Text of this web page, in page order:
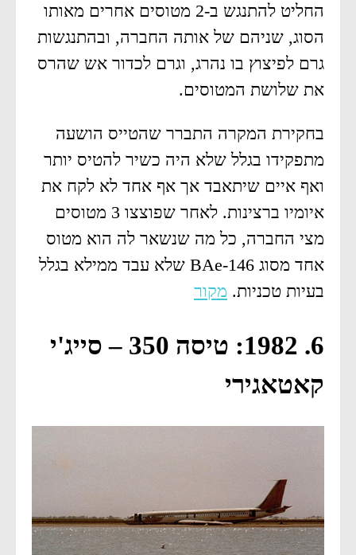
החליט להתנגש ב-2 מטוסים אחרים מאותו
הסוג, שניהם של אותה החברה, ובהתנגשות
גרם לפיצוץ בו נהרג, וגרם לכדור אש שהרס
את שלושת המטוסים.
בחקירת המקרה התברר שהטייס הושעה
מתפקידו בגלל שלא היה כשיר להטיס יותר
ואף איים שיתאבד אך אף אחד לא לקח את
איומיו ברצינות. לאחר שפוצצו 3 מטוסים
מצי החברה, כל מה שנשאר לה הוא מטוס
אחד מסוג BAe-146 שלא עבד ממילא בגלל
בעיות טכניות. מקור
6. 1982: טיסה 350 – סייג'י
קאטאגירי